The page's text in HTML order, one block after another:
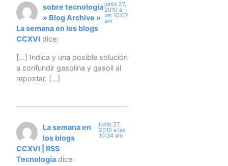
sobre tecnologia
» Blog Archive »
La semana en los blogs
CCXVI dice:
junio 27,
2010 a
las 10:02
am
[…] Indica y una posible solución
a confundir gasolina y gasoil al
repostar. […]
La semana en
los blogs
CCXVI | RSS
Tecnología dice:
junio 27,
2010 a las
10:34 am